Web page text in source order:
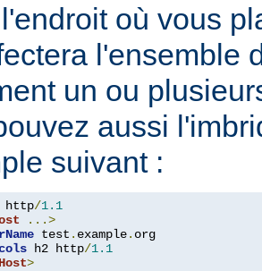
où vous
l'ensemble
un ou
aussi
suivant :
http/1.1
...>
test . example. org
h2 http/1.1
>